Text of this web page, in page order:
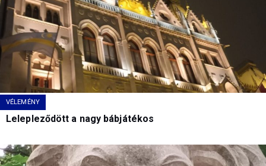
VÉLEMÉNY
Lelepleződött a nagy bábjátékos